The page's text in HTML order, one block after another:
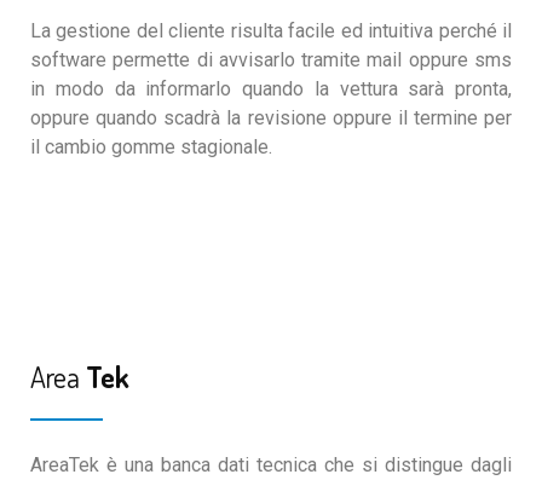
La gestione del cliente risulta facile ed intuitiva perché il
software permette di avvisarlo tramite mail oppure sms
in modo da informarlo quando la vettura sarà pronta,
oppure quando scadrà la revisione oppure il termine per
il cambio gomme stagionale.
Area Tek
AreaTek è una banca dati tecnica che si distingue dagli